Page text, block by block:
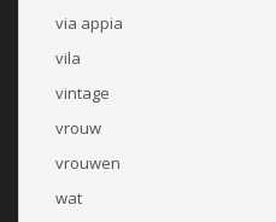
via appia
vila
vintage
vrouw
vrouwen
wat